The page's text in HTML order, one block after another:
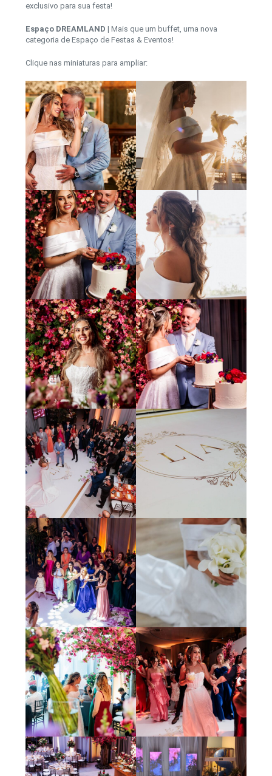
exclusivo para sua festa!
Espaço DREAMLAND | Mais que um buffet, uma nova
categoria de Espaço de Festas & Eventos!
Clique nas miniaturas para ampliar: